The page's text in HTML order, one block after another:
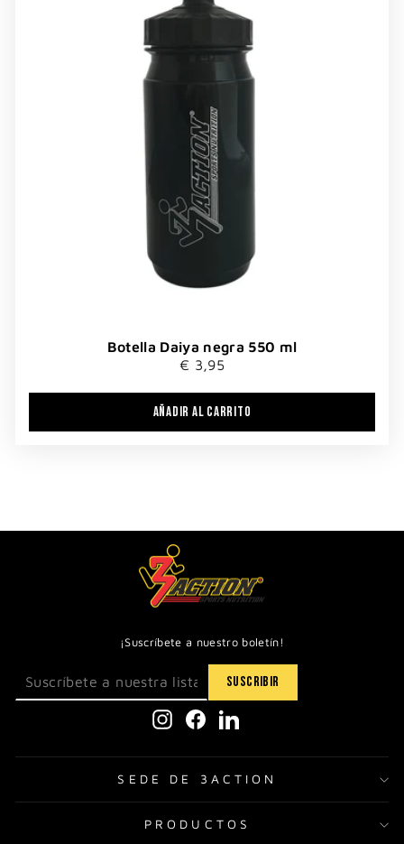
Botella Daiya negra 550 ml
€ 3,95
AÑADIR AL CARRITO
¡Suscríbete a nuestro boletín!
InstagramFacebookLinkedIn
SEDE DE 3ACTION
PRODUCTOS